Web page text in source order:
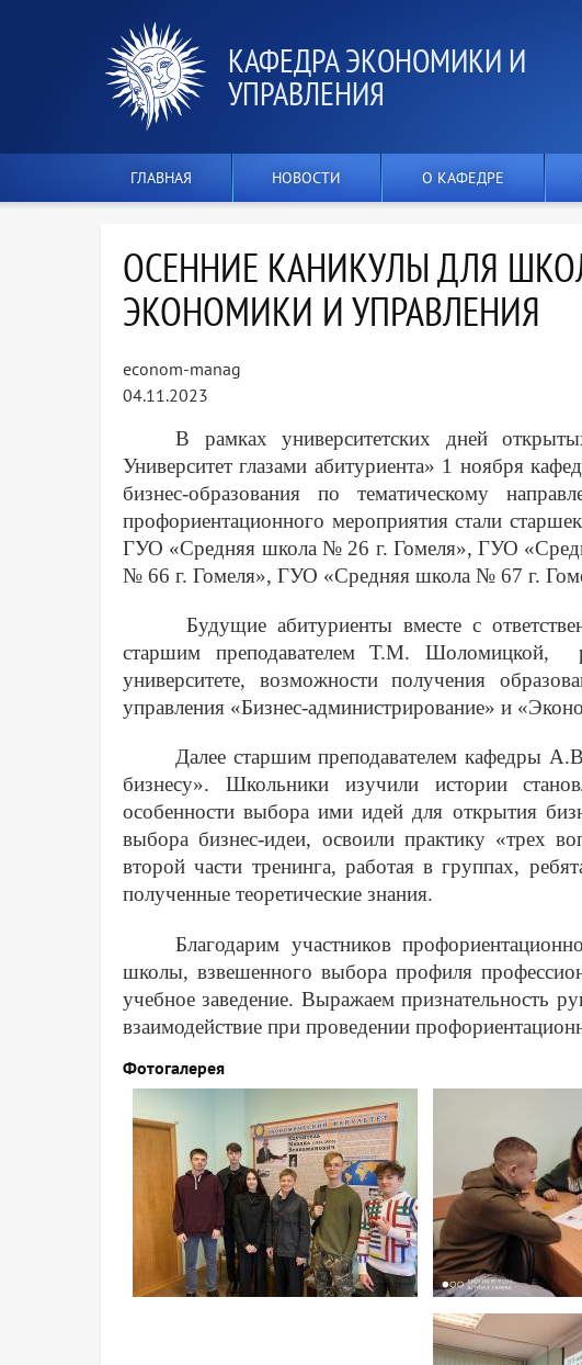
КАФЕДРА ЭКОНОМИКИ И
УПРАВЛЕНИЯ
ГЛАВНАЯ НОВОСТИ О КАФЕДРЕ
ОСЕННИЕ КАНИКУЛЫ ДЛЯ
ЭКОНОМИКИ И УПРАВЛЕНИЯ
econom-manag
04.11.2023
В рамках университетских дней
Университет глазами абитуриента» 1 ноября
бизнес-образования по тематическому
профориентационного мероприятия стали
ГУО «Средняя школа № 26 г. Гомеля», ГУО
№ 66 г. Гомеля», ГУО «Средняя школа № 67 г.
Будущие абитуриенты вместе с
старшим преподавателем Т.М. Шоломицкой,
университете, возможности получения
управления «Бизнес-администрирование» и
Далее старшим преподавателем кафедры
бизнесу». Школьники изучили истории
особенности выбора ими идей для открытия
выбора бизнес-идеи, освоили практику «трех
второй части тренинга, работая в группах,
полученные теоретические знания.
Благодарим участников
школы, взвешенного выбора профиля
учебное заведение. Выражаем признательность
взаимодействие при проведении
Фотогалерея